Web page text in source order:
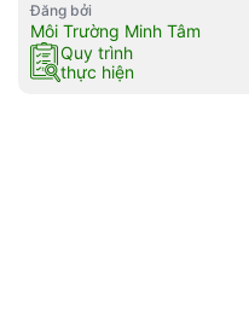
Đăng bởi
Môi Trường Minh Tâm
Quy trình
thực hiện